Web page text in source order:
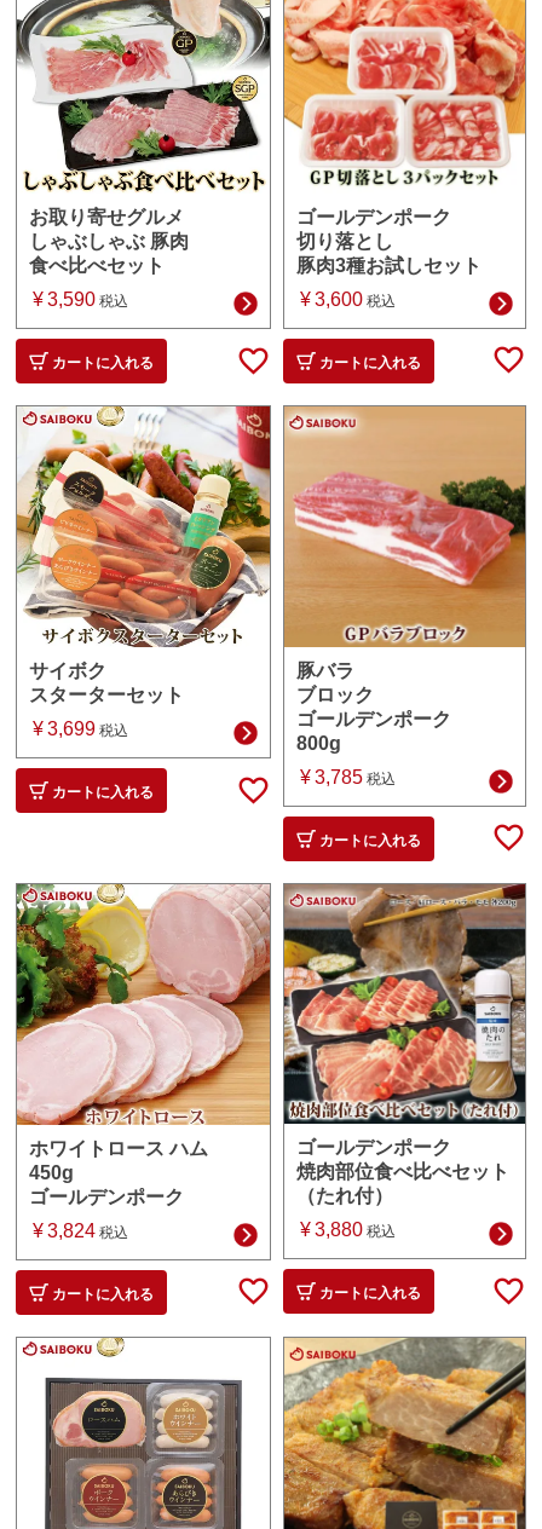
お取り寄せグルメ
しゃぶしゃぶ 豚肉
食べ比べセット
¥ 3,590 税込
カートに入れる
ゴールデンポーク
切り落とし
豚肉3種お試しセット
¥3,600 税込
カートに入れる
サイボク
スターターセット
¥ 3,699 税込
カートに入れる
豚バラ
ブロック
ゴールデンポーク
800g
¥3,785 税込
カートに入れる
ホワイトロース ハム
450g
ゴールデンポーク
¥ 3,824 税込
カートに入れる
ゴールデンポーク
焼肉部位食べ比べセット
（たれ付）
¥3,880 税込
カートに入れる